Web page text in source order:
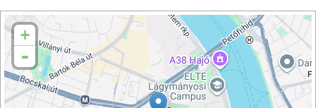
+
-